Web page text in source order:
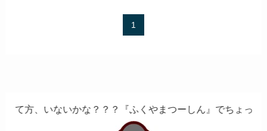
1
ないかな？？？『ふくやまつーしん』でちょっとしたバイ